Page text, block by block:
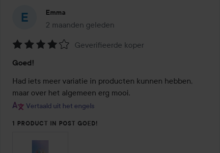
Emma
2 maanden geleden
Het bericht is gemaakt 2 maanden geleden
4
van
de
5
Geverifieerde koper
Goed!
Had iets meer variatie in producten kunnen hebben,
maar over het algemeen erg mooi.
Vertaald uit het engels
1 PRODUCT IN POST GOED!